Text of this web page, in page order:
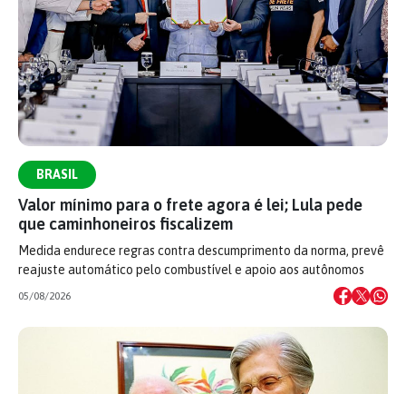
BRASIL
Valor mínimo para o frete agora é lei; Lula pede
que caminhoneiros fiscalizem
Medida endurece regras contra descumprimento da norma, prevê
reajuste automático pelo combustível e apoio aos autônomos
05/08/2026